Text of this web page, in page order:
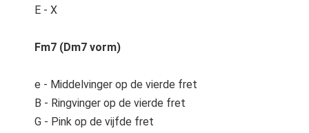
E - X
Fm7 (Dm7 vorm)
e - Middelvinger op de vierde fret
B - Ringvinger op de vierde fret
G - Pink op de vijfde fret